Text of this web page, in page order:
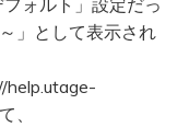
フォルト」設定だっ
」として表示され
help.utage-
、